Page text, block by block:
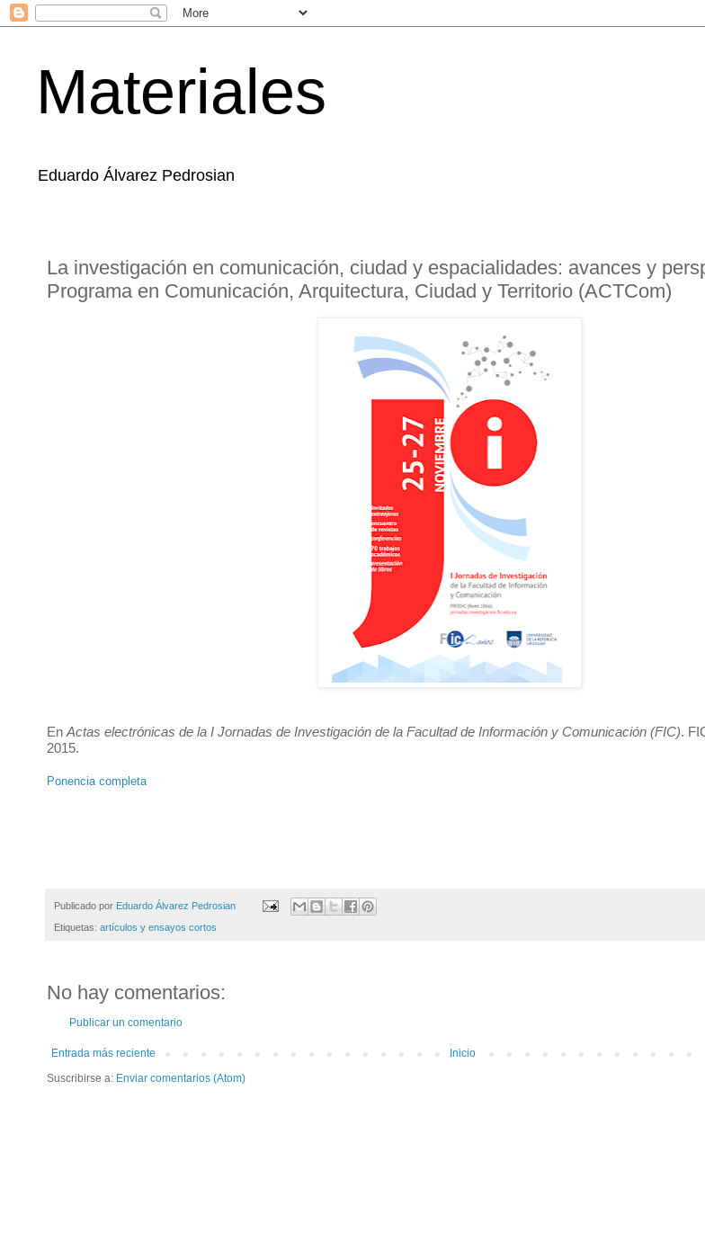
Materiales
Eduardo Álvarez Pedrosian
La investigación en comunicación, ciudad y espacialidades: avances y
Programa en Comunicación, Arquitectura, Ciudad y Territorio (ACTCom)
En Actas electrónicas de la I Jornadas de Investigación de la Facultad de Información y Comunicación (FIC).
2015.
Ponencia completa
Publicado por Eduardo Álvarez Pedrosian
Etiquetas: artículos y ensayos cortos
No hay comentarios:
Publicar un comentario
Entrada más reciente
Inicio
Suscribirse a: Enviar comentarios (Atom)